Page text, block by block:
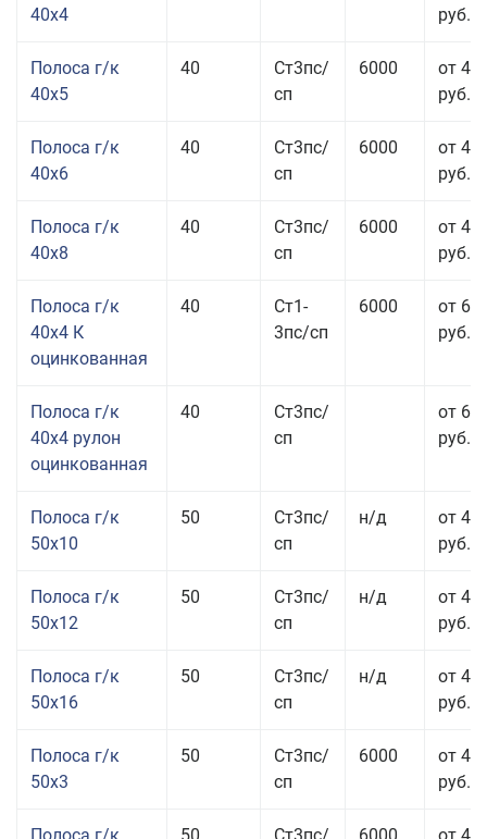
40x4
руб.
Полоса г/к
40x5
40
Ст3пс/
сп
6000
от 43
руб.
Полоса г/к
40x6
40
Ст3пс/
сп
6000
от 43
руб.
Полоса г/к
40x8
40
Ст3пс/
сп
6000
от 43
руб.
Полоса г/к
40x4 К
оцинкованная
40
Ст1-
3пс/сп
6000
от 68
руб.
Полоса г/к
40x4 рулон
оцинкованная
40
Ст3пс/
сп
от 69
руб.
Полоса г/к
50x10
50
Ст3пс/
сп
н/д
от 44
руб.
Полоса г/к
50x12
50
Ст3пс/
сп
н/д
от 43
руб.
Полоса г/к
50x16
50
Ст3пс/
сп
н/д
от 49
руб.
Полоса г/к
50x3
50
Ст3пс/
сп
6000
от 47
руб.